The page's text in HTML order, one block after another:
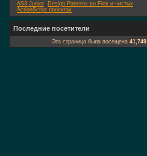
AS3 Junior
Design Patterns во Flex и чистых
ActionScript проектах
Последние посетители
Эта страница была посещена 41,749